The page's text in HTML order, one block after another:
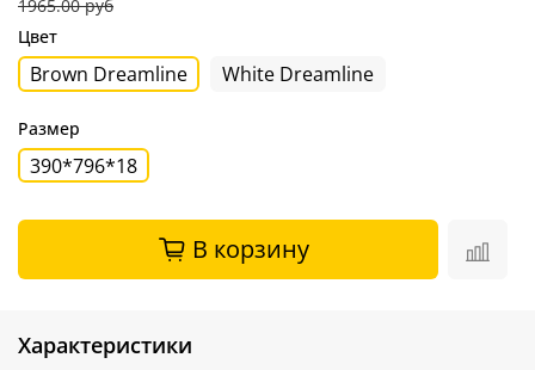
1965.00 руб
Цвет
Brown Dreamline White Dreamline
Размер
390*796*18
В корзину
Характеристики